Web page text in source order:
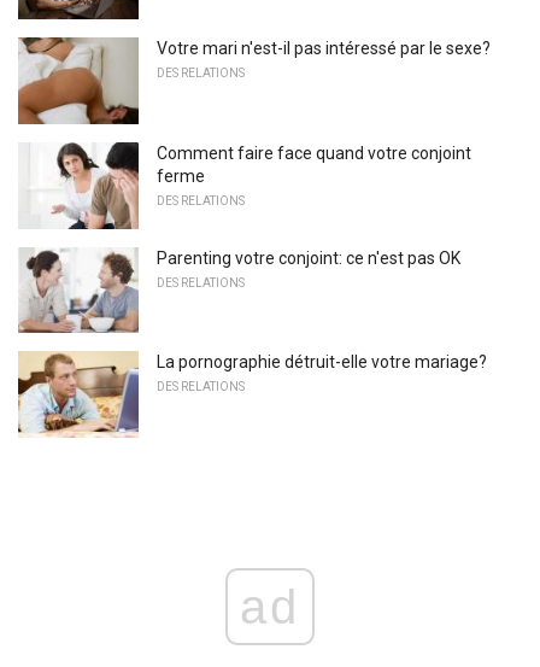
Votre mari n'est-il pas intéressé par le sexe?
DES RELATIONS
Comment faire face quand votre conjoint
ferme
DES RELATIONS
Parenting votre conjoint: ce n'est pas OK
DES RELATIONS
La pornographie détruit-elle votre mariage?
DES RELATIONS
ad